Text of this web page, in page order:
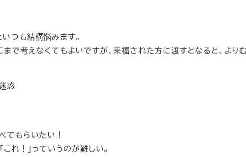
つも結構悩みます。
で考えなくてもよいですが、来福された方に渡すとなると、より
惑
てもらいたい！
れ！」っていうのが難しい。